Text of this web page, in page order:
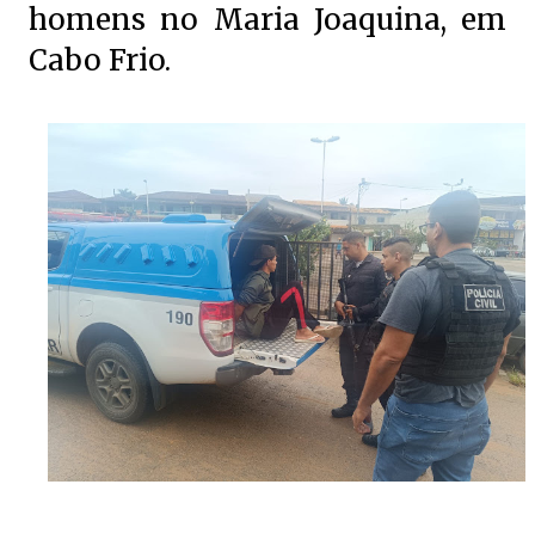
homens no Maria Joaquina, em
Cabo Frio.